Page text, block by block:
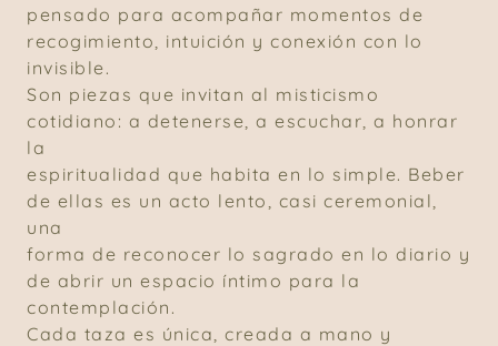
pensado para acompañar momentos de
recogimiento, intuición y conexión con lo
invisible.
Son piezas que invitan al misticismo
cotidiano: a detenerse, a escuchar, a honrar
la
espiritualidad que habita en lo simple. Beber
de ellas es un acto lento, casi ceremonial,
una
forma de reconocer lo sagrado en lo diario y
de abrir un espacio íntimo para la
contemplación.
Cada taza es única, creada a mano y